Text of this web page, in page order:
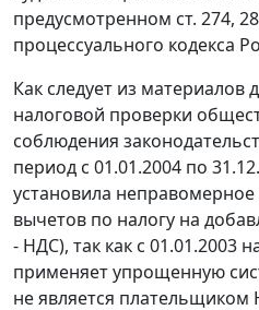
предусмотренном ст. 274,
процессуального кодекса
Как следует из материалов
налоговой проверки
соблюдения
период с 01.01.2004 по
установила
вычетов по налогу на
- НДС), так как с 01.01.2003
применяет упрощенную
не является плательщиком